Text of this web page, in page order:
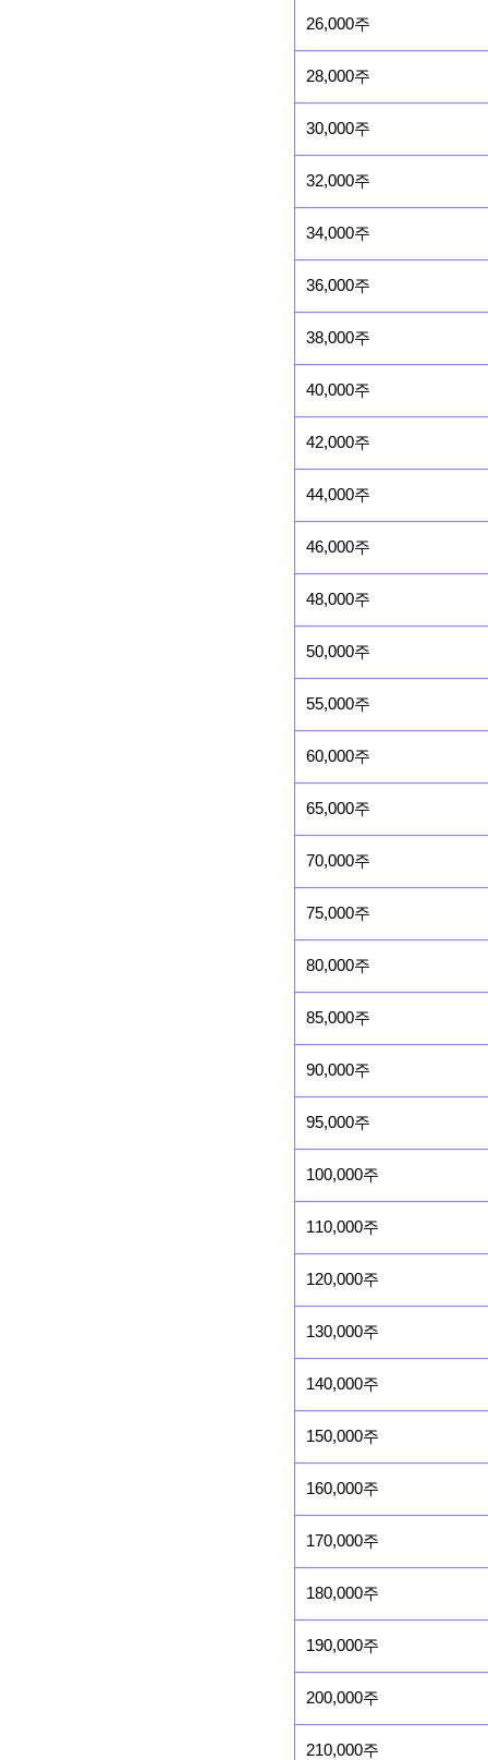
26,000주
28,000주
30,000주
32,000주
34,000주
36,000주
38,000주
40,000주
42,000주
44,000주
46,000주
48,000주
50,000주
55,000주
60,000주
65,000주
70,000주
75,000주
80,000주
85,000주
90,000주
95,000주
100,000주
110,000주
120,000주
130,000주
140,000주
150,000주
160,000주
170,000주
180,000주
190,000주
200,000주
210,000주